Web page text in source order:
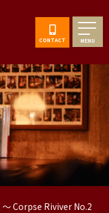
CONTACT MENU
Corpse Riviver No.2